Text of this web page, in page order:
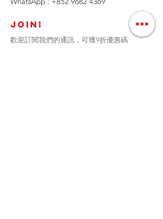
JOIN!
歡迎訂閱我們的通訊，可獲9折優惠碼